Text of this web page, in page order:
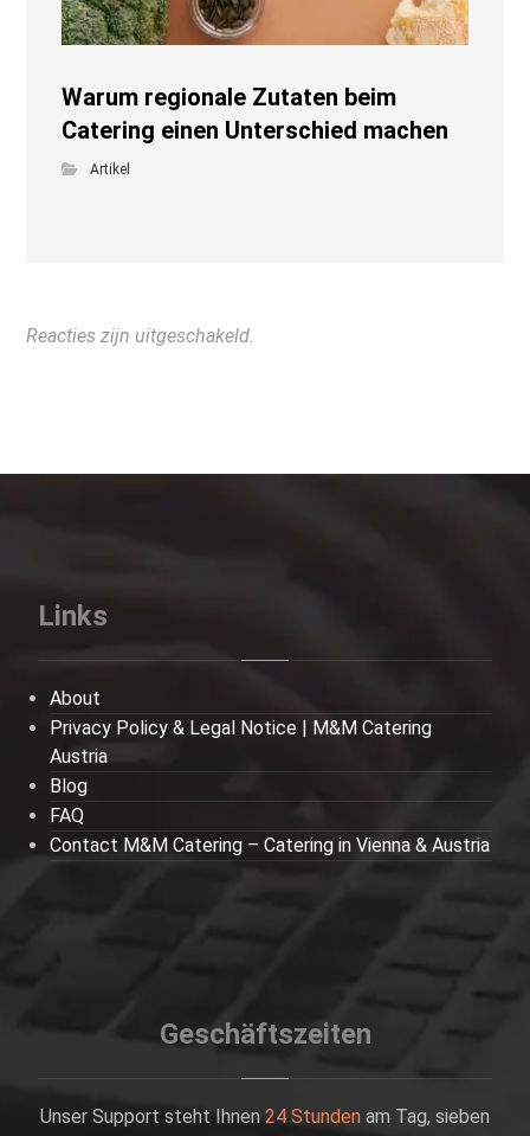
Warum regionale Zutaten beim
Catering einen Unterschied machen
Artikel
Reacties zijn uitgeschakeld.
Links
About
Privacy Policy & Legal Notice | M&M Catering
Austria
Blog
FAQ
Contact M&M Catering – Catering in Vienna & Austria
Geschäftszeiten
Unser Support steht Ihnen 24 Stunden am Tag, sieben